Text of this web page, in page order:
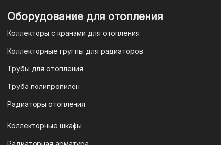
организаций и ИП необходимо
связаться с оптовым отделом
электронную почту
opt@mail.ru
Гарантия и условия гарантии
Оборудование для отопления
Коллекторы с кранами для отопления
Коллекторные группы для радиаторов
Трубы для отопления
Труба полипропилен
Радиаторы отопления
Коллекторные шкафы
Радиаторная арматура